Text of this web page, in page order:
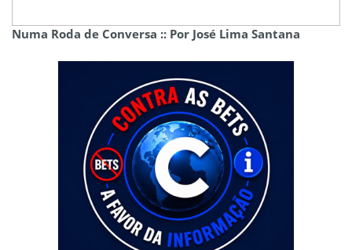
Numa Roda de Conversa :: Por José Lima Santana